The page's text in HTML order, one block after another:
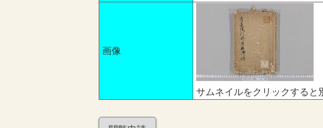
画像
サムネイルをクリックすると